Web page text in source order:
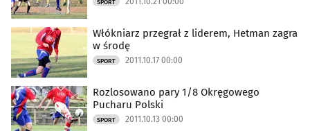
SPORT
Włókniarz przegrał z liderem, Hetman zagra
w środę
SPORT 2011.10.17 00:00
Rozlosowano pary 1/8 Okręgowego
Pucharu Polski
SPORT 2011.10.13 00:00